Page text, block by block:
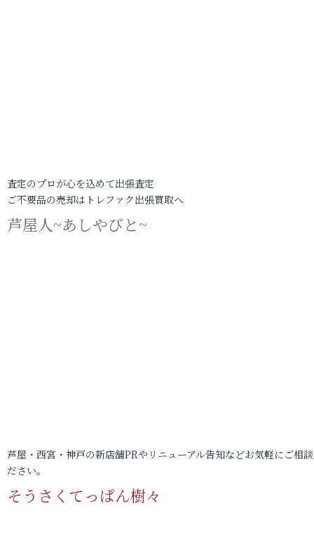
査定のプロが心を込めて出張査定
ご不要品の売却はトレファク出張買取へ
芦屋人~あしやびと~
芦屋・西宮・神戸の新店舗PRやリニューアル告知などお気軽にご相
ださい。
そうさくてっぱん樹々